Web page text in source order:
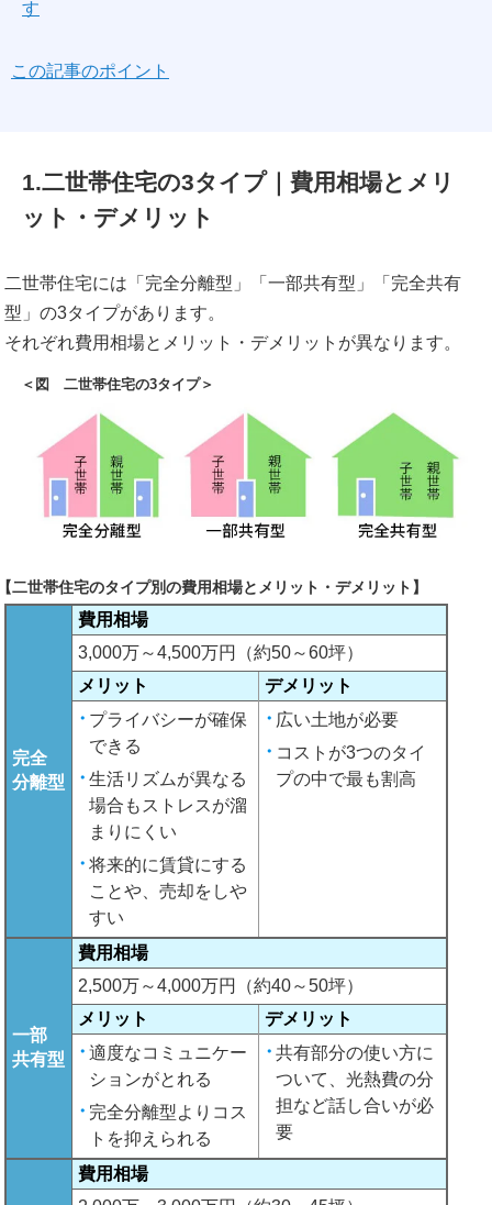
す
この記事のポイント
1.二世帯住宅の3タイプ｜費用相場とメリ
ット・デメリット
二世帯住宅には「完全分離型」「一部共有型」「完全共有
型」の3タイプがあります。
それぞれ費用相場とメリット・デメリットが異なります。
＜図 二世帯住宅の3タイプ＞
二世帯住宅のタイプ別の費用相場とメリット・デメリット】
完全
分離型
費用相場
3,000万～4,500万円（約50～60坪）
メリット
デメリット
プライバシーが確保
できる
生活リズムが異なる
場合もストレスが溜
まりにくい
将来的に賃貸にする
ことや、売却をしや
すい
広い土地が必要
コストが3つのタイ
プの中で最も割高
一部
共有型
費用相場
2,500万～4,000万円（約40～50坪）
メリット
デメリット
適度なコミュニケー
ションがとれる
完全分離型よりコス
トを抑えられる
共有部分の使い方に
ついて、光熱費の分
担など話し合いが必
要
費用相場